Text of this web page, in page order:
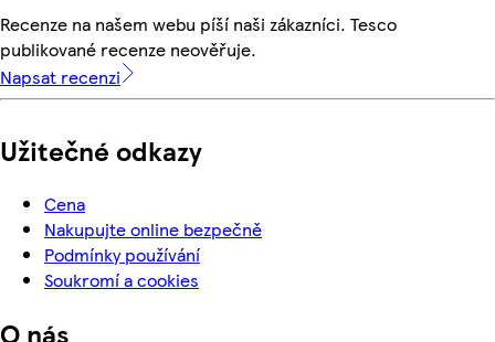
Recenze na našem webu píší naši zákazníci. Tesco
publikované recenze neověřuje.
Napsat recenzi
Užitečné odkazy
Cena
Nakupujte online bezpečně
Podmínky používání
Soukromí a cookies
O nás